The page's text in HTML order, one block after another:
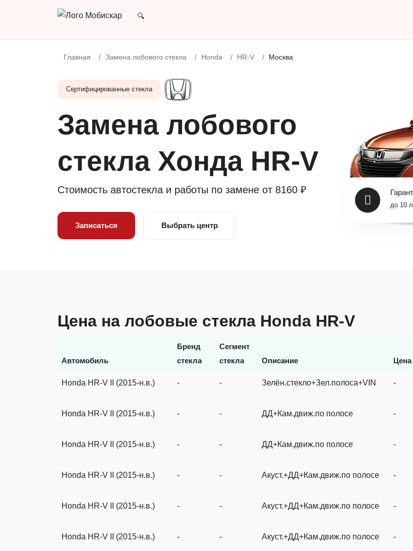
Главная Замена лобового стекла Honda HR-V Москва
Сертифицированные стекла
Замена лобового
стекла Хонда HR-V
Стоимость автостекла и работы по замене от 8160 ₽
Записаться Выбрать центр
Цена на лобовые стекла Honda HR-V
Автомобиль
Бренд
стекла
Сегмент
стекла
Описание Цена
Honda HR-V II (2015-н.в.) - - Зелён.стекло+Зел.полоса+VIN -
Honda HR-V II (2015-н.в.) - - ДД+Кам.движ.по полосе -
Honda HR-V II (2015-н.в.) - - ДД+Кам.движ.по полосе -
Honda HR-V II (2015-н.в.) - - Акуст.+ДД+Кам.движ.по полосе -
Honda HR-V II (2015-н.в.) - - Акуст.+ДД+Кам.движ.по полосе -
Honda HR-V II (2015-н.в.) - - Акуст.+ДД+Кам.движ.по полосе -